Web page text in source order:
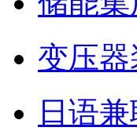
变压
日语